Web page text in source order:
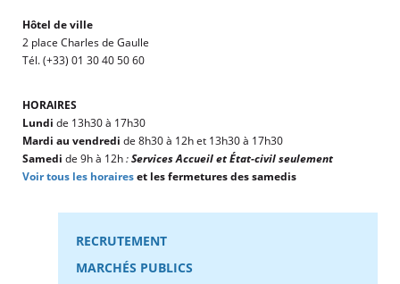
Hôtel de ville
2 place Charles de Gaulle
Tél. (+33) 01 30 40 50 60
HORAIRES
Lundi de 13h30 à 17h30
Mardi au vendredi de 8h30 à 12h et 13h30 à 17h30
Samedi de 9h à 12h:Services Accueil et État-civil seulement
Voir tous les horaireset les fermetures des samedis
RECRUTEMENT
MARCHÉS PUBLICS